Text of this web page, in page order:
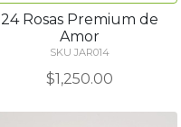
24 Rosas Premium de
Amor
SKU JAR014
$1,250.00